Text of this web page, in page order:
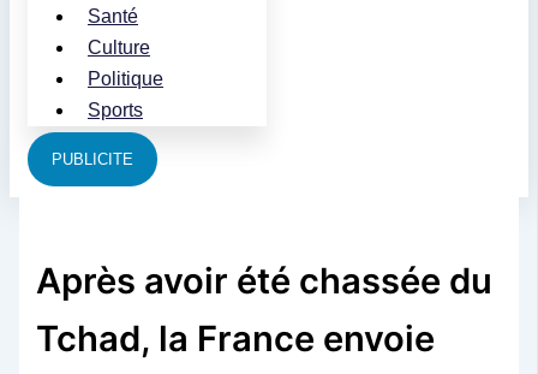
Santé
Culture
Politique
Sports
PUBLICITE
Après avoir été chassée du
Tchad, la France envoie